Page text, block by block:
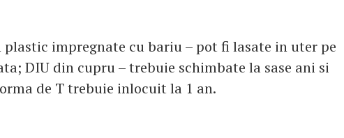
plastic impregnate cu bariu – pot fi lasate in uter pe
DIU din cupru – trebuie schimbate la sase ani si
de T trebuie inlocuit la 1 an.